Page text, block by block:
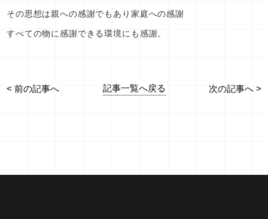
その思想は親への感謝でもあり家庭への感謝
すべての物に感謝できる環境にも感謝。
< 前の記事へ 記事一覧へ戻る 次の記事へ >